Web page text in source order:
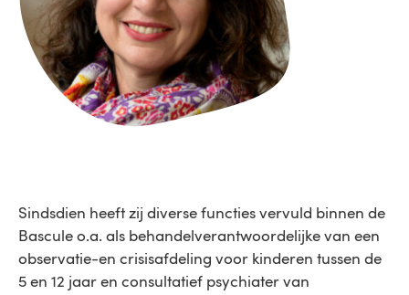
Sindsdien heeft zij diverse functies vervuld binnen de
Bascule o.a. als behandelverantwoordelijke van een
observatie-en crisisafdeling voor kinderen tussen de
5 en 12 jaar en consultatief psychiater van